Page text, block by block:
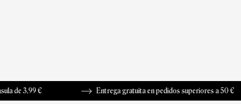
Entrega gratuita en pedidos superiores a 50 €